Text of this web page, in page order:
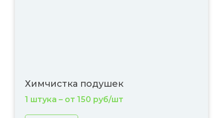
Химчистка подушек
1 штука – от 150 руб/шт